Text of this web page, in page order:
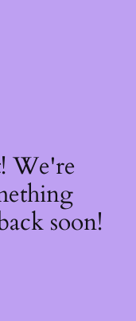
We're
soon!